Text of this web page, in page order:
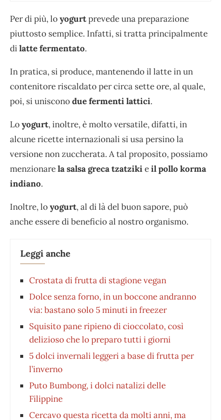
Per di più, loyogurtprevede una preparazione
piuttosto semplice. Infatti, si tratta principalmente
dilatte fermentato.
In pratica, si produce, mantenendo il latte in un
contenitore riscaldato per circa sette ore, al quale,
poi, si unisconodue fermenti lattici.
Loyogurt, inoltre, è molto versatile, difatti, in
alcune ricette internazionali si usa persino la
versione non zuccherata. A tal proposito, possiamo
menzionarela salsa greca tzatzikieil pollo korma
indiano.
Inoltre, loyogurt, al di là del buon sapore, può
anche essere di beneficio al nostro organismo.
Leggi anche
Crostata di frutta di stagione vegan
Dolce senza forno, in un boccone andranno
via: bastano solo 5 minuti in freezer
Squisito pane ripieno di cioccolato, così
delizioso che lo preparo tutti i giorni
5 dolci invernali leggeri a base di frutta per
l’inverno
Puto Bumbong, i dolci natalizi delle
Filippine
Cercavo questa ricetta da molti anni, ma